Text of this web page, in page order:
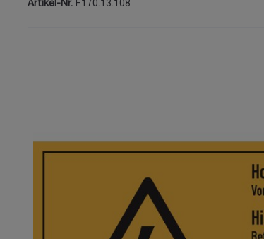
Artikel-Nr. F170.13.108